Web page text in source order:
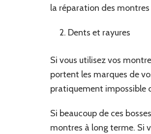
la réparation des montres
Dents et rayures
Si vous utilisez vos
portent les marques de
pratiquement impossible
Si beaucoup de ces
montres à long terme. Si